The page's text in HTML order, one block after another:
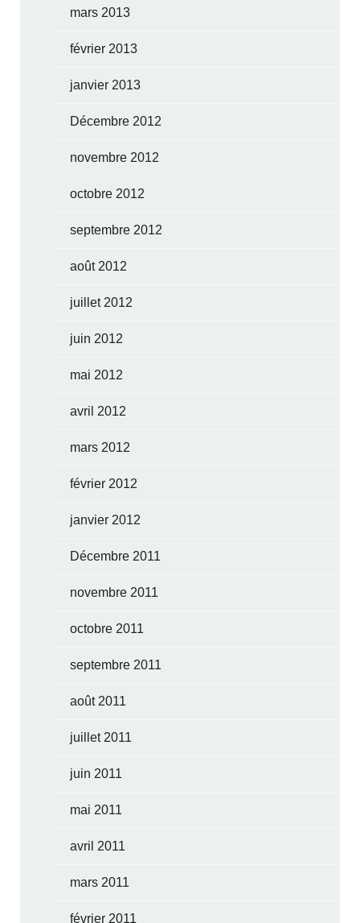
mars 2013
février 2013
janvier 2013
Décembre 2012
novembre 2012
octobre 2012
septembre 2012
août 2012
juillet 2012
juin 2012
mai 2012
avril 2012
mars 2012
février 2012
janvier 2012
Décembre 2011
novembre 2011
octobre 2011
septembre 2011
août 2011
juillet 2011
juin 2011
mai 2011
avril 2011
mars 2011
février 2011